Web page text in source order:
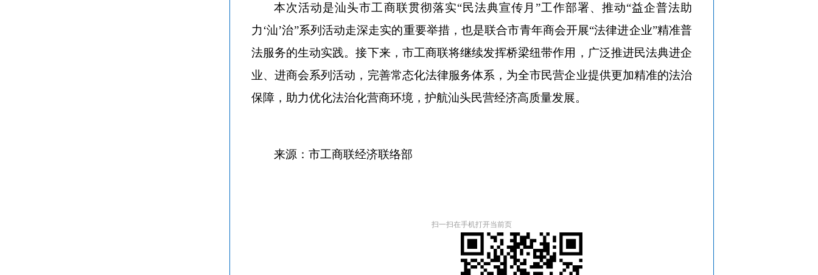
本次活动是汕头市工商联贯彻落实“民法典宣传月”工作部署、推动“益企普法助
力‘汕’治”系列活动走深走实的重要举措，也是联合市青年商会开展“法律进企业”精准普
法服务的生动实践。接下来，市工商联将继续发挥桥梁纽带作用，广泛推进民法典进企
业、进商会系列活动，完善常态化法律服务体系，为全市民营企业提供更加精准的法治
保障，助力优化法治化营商环境，护航汕头民营经济高质量发展。
来源：市工商联经济联络部
扫一扫在手机打开当前页